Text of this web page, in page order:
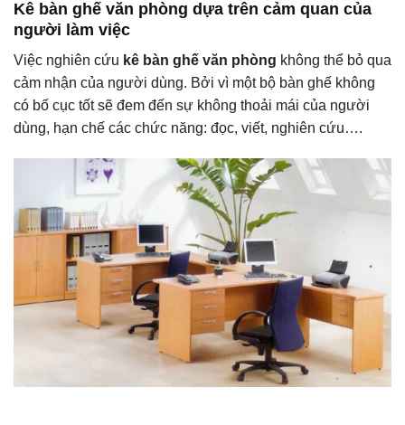
Kê bàn ghế văn phòng dựa trên cảm quan của
người làm việc
Việc nghiên cứu kê bàn ghế văn phòng không thể bỏ qua
cảm nhận của người dùng. Bởi vì một bộ bàn ghế không
có bố cục tốt sẽ đem đến sự không thoải mái của người
dùng, hạn chế các chức năng: đọc, viết, nghiên cứu….